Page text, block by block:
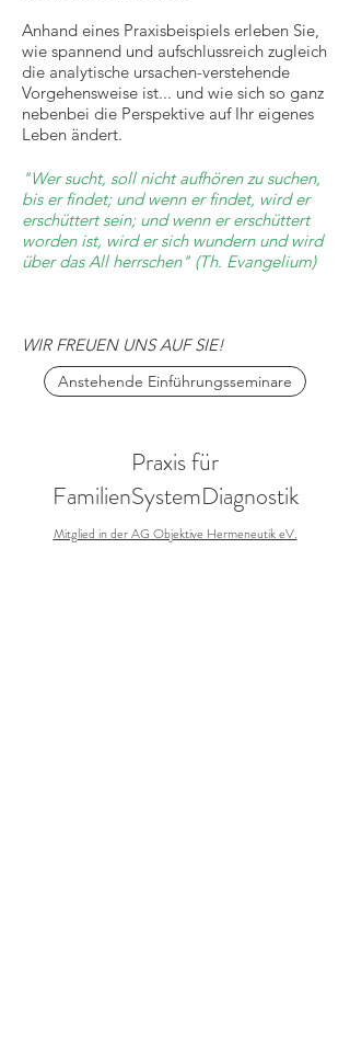
Anhand eines Praxisbeispiels erleben Sie,
wie spannend und aufschlussreich zugleich
die analytische ursachen-verstehende
Vorgehensweise ist... und wie sich so ganz
nebenbei die Perspektive auf Ihr eigenes
Leben ändert.
"Wer sucht, soll nicht aufhören zu suchen,
bis er findet; und wenn er findet, wird er
erschüttert sein; und wenn er erschüttert
worden ist, wird er sich wundern und wird
über das All herrschen" (Th. Evangelium)
WIR FREUEN UNS AUF SIE!
Anstehende Einführungsseminare
Praxis für
FamilienSystemDiagnostik
Mitglied in der AG Objektive Hermeneutik eV.